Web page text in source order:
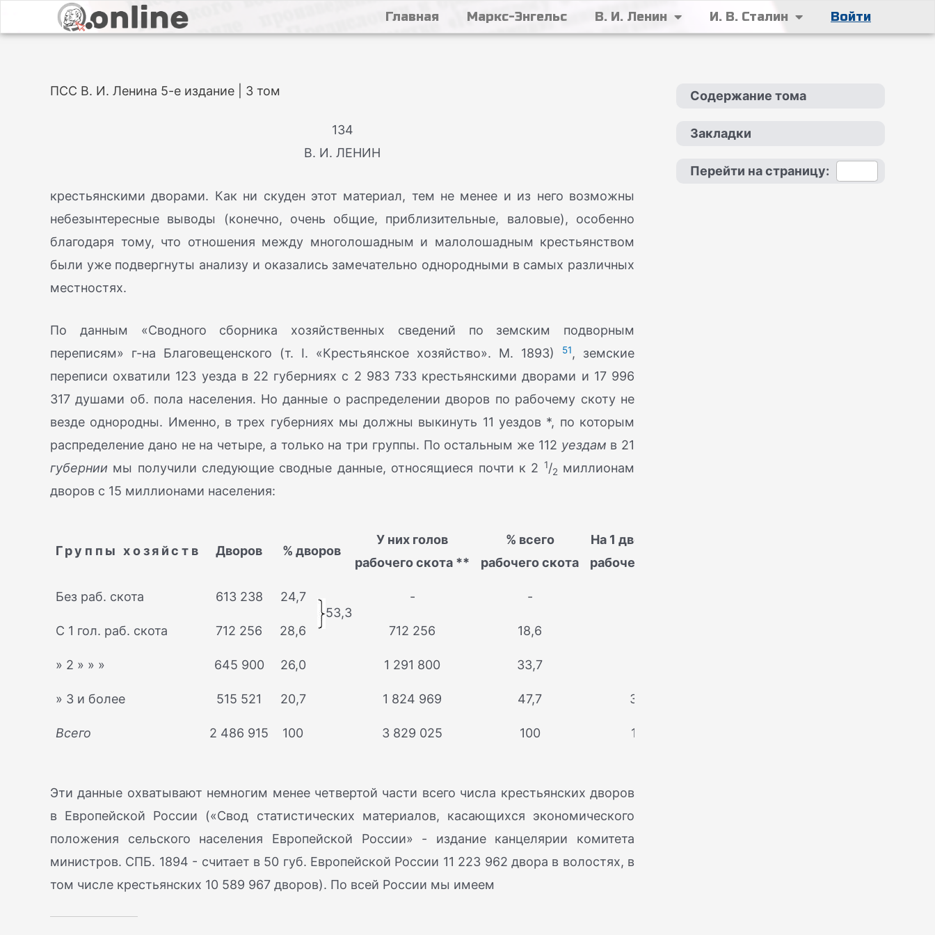
Главная Маркс-Энгельс В. И. Ленин И. В. Сталин Войти
ПСС В. И. Ленина 5-е издание | 3 том
134
В. И. ЛЕНИН
крестьянскими дворами. Как ни скуден этот материал, тем не менее и из него возможны
небезынтересные выводы (конечно, очень общие, приблизительные, валовые), особенно
благодаря тому, что отношения между многолошадным и малолошадным крестьянством
были уже подвергнуты анализу и оказались замечательно однородными в самых различных
местностях.
По данным «Сводного сборника хозяйственных сведений по земским подворным
переписям» г-на Благовещенского (т. I. «Крестьянское хозяйство». М. 1893)
51, земские
переписи охватили 123 уезда в 22 губерниях с 2 983 733 крестьянскими дворами и 17 996
317 душами об. пола населения. Но данные о распределении дворов по рабочему скоту не
везде однородны. Именно, в трех губерниях мы должны выкинуть 11 уездов *, по которым
распределение дано не на четыре, а только на три группы. По остальным же 112 уездам в 21
губернии мы получили следующие сводные данные, относящиеся почти к 2 1/2 миллионам
дворов с 15 миллионами населения:
Группы хозяйств Дворов % дворов
У них голов
рабочего скота **
% всего
рабочего скота
На 1 двор голов
рабочего скота
Без раб. скота 613 238
24,7
53,3
- -
С 1 гол. раб. скота 712 256 28,6 712 256 18,6
» 2 » » » 645 900 26,0 1 291 800 33,7
» 3 и более 515 521 20,7 1 824 969 47,7 3,5
Всего 2 486 915 100 3 829 025 100 1.5
Эти данные охватывают немногим менее четвертой части всего числа крестьянских дворов
в Европейской России («Свод статистических материалов, касающихся экономического
положения сельского населения Европейской России» - издание канцелярии комитета
министров. СПБ. 1894 - считает в 50 губ. Европейской России 11 223 962 двора в волостях, в
том числе крестьянских 10 589 967 дворов). По всей России мы имеем
Содержание тома
Закладки
Перейти на страницу: